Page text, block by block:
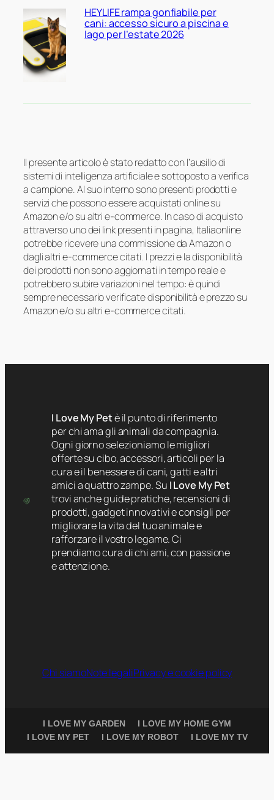
HEYLIFE rampa gonfiabile per
cani: accesso sicuro a piscina e
lago per l’estate 2026
Il presente articolo è stato redatto con l’ausilio di
sistemi di intelligenza artificiale e sottoposto a verifica
a campione. Al suo interno sono presenti prodotti e
servizi che possono essere acquistati online su
Amazon e/o su altri e-commerce. In caso di acquisto
attraverso uno dei link presenti in pagina, Italiaonline
potrebbe ricevere una commissione da Amazon o
dagli altri e-commerce citati. I prezzi e la disponibilità
dei prodotti non sono aggiornati in tempo reale e
potrebbero subire variazioni nel tempo: è quindi
sempre necessario verificate disponibilità e prezzo su
Amazon e/o su altri e-commerce citati.
I Love My Petè il punto di riferimento
per chi ama gli animali da compagnia.
Ogni giorno selezioniamo le migliori
offerte su cibo, accessori, articoli per la
cura e il benessere di cani, gatti e altri
amici a quattro zampe. Su I Love My Pet
trovi anche guide pratiche, recensioni di
prodotti, gadget innovativi e consigli per
migliorare la vita del tuo animale e
rafforzare il vostro legame. Ci
prendiamo cura di chi ami, con passione
e attenzione.
Chi siamoNote legaliPrivacy e cookie policy
I LOVE MY GARDEN
I LOVE MY HOME GYM
I LOVE MY PET
I LOVE MY ROBOT I LOVE MY TV